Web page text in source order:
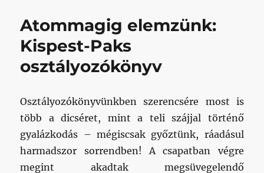
helyért
Atommagig elemzünk:
Kispest-Paks
osztályozókönyv
Osztályozókönyvünkben szerencsére most is
több a dicséret, mint a teli szájjal történő
gyalázkodás – mégiscsak győztünk, ráadásul
harmadszor sorrendben! A csapatban végre
megint akadtak megsüvegelendő